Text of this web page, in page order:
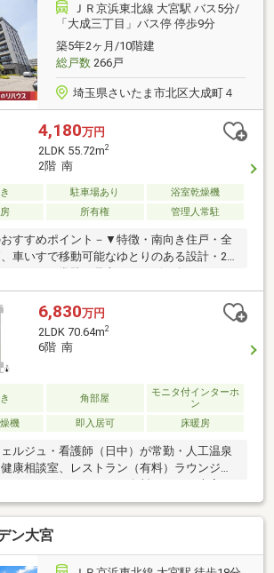
ＪＲ京浜東北線 大宮駅 バス5分/
「大成三丁目」バス停 停歩9分
築5年2ヶ月/10階建
総戸数266戸
埼玉県さいたま市北区大成町４
4,180万円
2LDK 55.72m2
2階 南
駐車場あり
浴室乾燥機
所有権 管理人常駐
おすすめポイント－▼特徴・南向き住戸・全
車いすで移動可能なゆとりのある設計・24
師常勤、介護事業所併設・人工温泉大浴場
な共用施設有(一部費用要)・ホテルライクな
計・専用シャトルカー運行・ペット飼育可能
設備・IHコンロ／浄水器・浴室は暖房乾燥
ールボタン付▼2026年8月室内リフォーム
換】トイレ【張替】クロス、CF(トイレ・洗面
望の住まい探しをお手伝いします
・・物件の詳細・ご相談はお気軽にお問
ださい。
6,830万円
2LDK 70.64m2
6階 南
角部屋
モニタ付インターホ
ン
機
即入居可 床暖房
ェルジュ・看護師（日中）が常勤・人工温泉
康相談室、レストラン（有料）ラウンジ、
買い物施設を巡回する専用シャトルバスあ
大宮店まで徒歩5分・ペット飼育可（利用
・6階南西角部屋につき陽当たり・眺望・
ン大宮